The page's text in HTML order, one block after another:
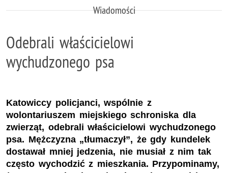
Wiadomości
Odebrali właścicielowi
wychudzonego psa
Katowiccy policjanci, wspólnie z
wolontariuszem miejskiego schroniska dla
zwierząt, odebrali właścicielowi wychudzonego
psa. Mężczyzna „tłumaczył”, że gdy kundelek
dostawał mniej jedzenia, nie musiał z nim tak
często wychodzić z mieszkania. Przypominamy,